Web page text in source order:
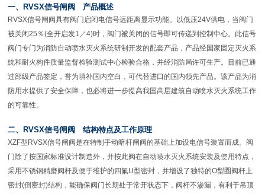
一、RVSX信号闸阀 产品概述
RVSX信号闸阀具有阀门启闭电信号远距离显示功能。以低压24V供电，当阀门
被关闭25％(全开启发1／4)时，阀门被关闭的信号即可传递到控制中心。此信号
阀门专门为消防自动喷水灭火系统研制开发的配套产品，产品经国家固定灭火系
统和耐火构件质量监督检验测试中心检验合格，并经消防局许可生产。目前已通
过部级产品签定，誉为填补国内空白，可代替进口的国内领先产品。该产品为消
防用水提供了安全保障，也必将进一步提高我国高层建筑自动喷水灭火系统工作
的可靠性。
二、RVSX信号闸阀 结构特点及工作原理
XZF型RVSX信号闸阀是在特制手动暗杆闸阀的基础上加设电信号装置而成。阀
门除了按国家标准设计制造外，并按此阀在自动喷水灭火系统安装及使用特点，
采用不锈钢精磨阀杆及便于维护的四氟U型密封，并增设了独特的O型圈阀杆上
密封(倒密封)结构，能确保阀门长期处于常开状态下，阀杆不渗漏，有利于吊顶